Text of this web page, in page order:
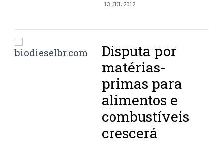
13 JUL 2012
Disputa por
matérias-
primas para
alimentos e
combustíveis
crescerá